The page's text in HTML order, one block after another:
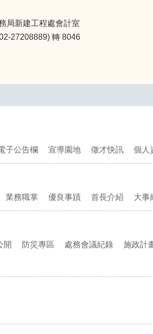
局新建工程處會計室
27208889) 轉 8046
子公告欄 宣導園地 徵才快訊 個人
業務職掌 優良事蹟 首長介紹 大事
開 防災專區 處務會議紀錄 施政計